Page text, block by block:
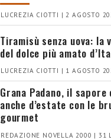
LUCREZIA CIOTTI | 2 AGOSTO
Tiramisù senza uova: la
del dolce più amato
LUCREZIA CIOTTI | 1 AGOSTO
Grana Padano, il
anche d’estate con le
gourmet
REDAZIONE NOVELLA 2000 | 31